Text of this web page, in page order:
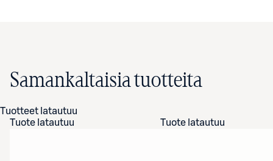
Samankaltaisia tuotteita
Tuotteet latautuu
Tuote latautuu
Tuote latautuu